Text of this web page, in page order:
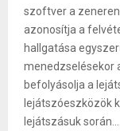
szoftver a
azonosítja a
hallgatása
menedzselésekor
befolyásolja a
lejátszóeszközök
lejátszásuk során....